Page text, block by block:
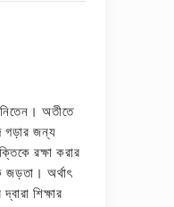
অতীতে
গড়ার জন্য
রক্ষা করার
জড়তা। অর্থাৎ
শিক্ষার